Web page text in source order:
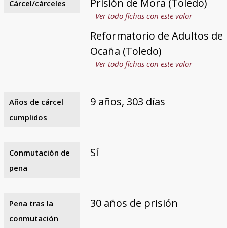
Cárcel/cárceles
Ver todo fichas con este valor
Reformatorio de Adultos de
Ocaña (Toledo)
Ver todo fichas con este valor
Años de cárcel
cumplidos
9 años, 303 días
Conmutación de
pena
Sí
Pena tras la
conmutación
30 años de prisión